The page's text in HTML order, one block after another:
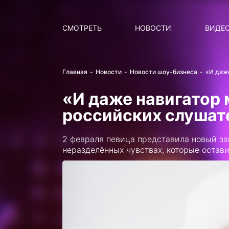
СМОТРЕТЬ НОВОСТИ
Главная Новости Новости шоу-бизнеса «И
«И даже навигатор
российских
2 февраля певица представила новый
неразделённых чувствах, которые